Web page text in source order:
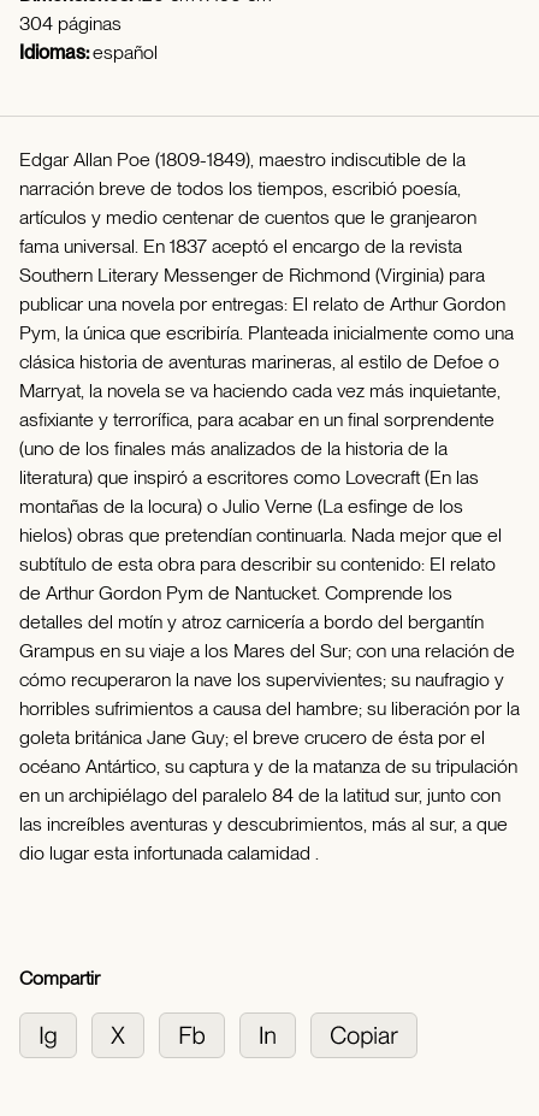
304 páginas
Idiomas:español
Edgar Allan Poe (1809-1849), maestro indiscutible de la
narración breve de todos los tiempos, escribió poesía,
artículos y medio centenar de cuentos que le granjearon
fama universal. En 1837 aceptó el encargo de la revista
Southern Literary Messenger de Richmond (Virginia) para
publicar una novela por entregas: El relato de Arthur Gordon
Pym, la única que escribiría. Planteada inicialmente como una
clásica historia de aventuras marineras, al estilo de Defoe o
Marryat, la novela se va haciendo cada vez más inquietante,
asfixiante y terrorífica, para acabar en un final sorprendente
(uno de los finales más analizados de la historia de la
literatura) que inspiró a escritores como Lovecraft (En las
montañas de la locura) o Julio Verne (La esfinge de los
hielos) obras que pretendían continuarla. Nada mejor que el
subtítulo de esta obra para describir su contenido: El relato
de Arthur Gordon Pym de Nantucket. Comprende los
detalles del motín y atroz carnicería a bordo del bergantín
Grampus en su viaje a los Mares del Sur; con una relación de
cómo recuperaron la nave los supervivientes; su naufragio y
horribles sufrimientos a causa del hambre; su liberación por la
goleta británica Jane Guy; el breve crucero de ésta por el
océano Antártico, su captura y de la matanza de su tripulación
en un archipiélago del paralelo 84 de la latitud sur, junto con
las increíbles aventuras y descubrimientos, más al sur, a que
dio lugar esta infortunada calamidad .
Compartir